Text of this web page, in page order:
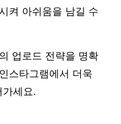
켜 아쉬움을 남길 수
업로드 전략을 명확
스타그램에서 더욱
가세요.